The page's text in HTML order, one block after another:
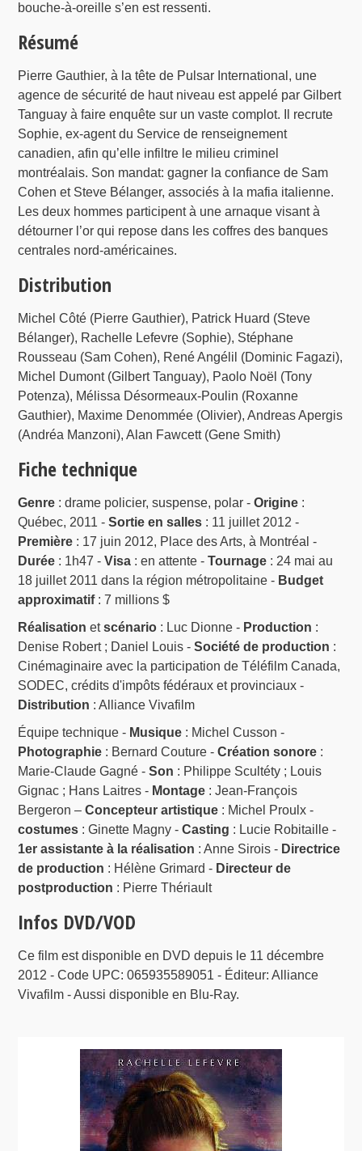
bouche-à-oreille s’en est ressenti.
Résumé
Pierre Gauthier, à la tête de Pulsar International, une
agence de sécurité de haut niveau est appelé par Gilbert
Tanguay à faire enquête sur un vaste complot. Il recrute
Sophie, ex-agent du Service de renseignement
canadien, afin qu’elle infiltre le milieu criminel
montréalais. Son mandat: gagner la confiance de Sam
Cohen et Steve Bélanger, associés à la mafia italienne.
Les deux hommes participent à une arnaque visant à
détourner l’or qui repose dans les coffres des banques
centrales nord-américaines.
Distribution
Michel Côté (Pierre Gauthier), Patrick Huard (Steve
Bélanger), Rachelle Lefevre (Sophie), Stéphane
Rousseau (Sam Cohen), René Angélil (Dominic Fagazi),
Michel Dumont (Gilbert Tanguay), Paolo Noël (Tony
Potenza), Mélissa Désormeaux-Poulin (Roxanne
Gauthier), Maxime Denommée (Olivier), Andreas Apergis
(Andréa Manzoni), Alan Fawcett (Gene Smith)
Fiche technique
Genre : drame policier, suspense, polar -Origine :
Québec, 2011 -Sortie en salles : 11 juillet 2012 -
Première : 17 juin 2012, Place des Arts, à Montréal -
Durée : 1h47 -Visa : en attente -Tournage : 24 mai au
18 juillet 2011 dans la région métropolitaine - Budget
approximatif: 7 millions $
Réalisation etscénario : Luc Dionne - Production :
Denise Robert ; Daniel Louis -Société de production :
Cinémaginaire avec la participation de Téléfilm Canada,
SODEC, crédits d'impôts fédéraux et provinciaux -
Distribution : Alliance Vivafilm
Équipe technique - Musique : Michel Cusson -
Photographie : Bernard Couture -Création sonore :
Marie-Claude Gagné -Son : Philippe Scultéty ; Louis
Gignac ; Hans Laitres - Montage : Jean-François
Bergeron –Concepteur artistique : Michel Proulx -
costumes : Ginette Magny -Casting : Lucie Robitaille -
1er assistante à la réalisation : Anne Sirois - Directrice
de production : Hélène Grimard - Directeur de
postproduction : Pierre Thériault
Infos DVD/VOD
Ce film est disponible en DVD depuis le 11 décembre
2012 - Code UPC: 065935589051 - Éditeur: Alliance
Vivafilm - Aussi disponible en Blu-Ray.